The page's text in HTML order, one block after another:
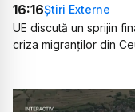
16:16Știri Externe
UE discută un sprijin
criza migranților din